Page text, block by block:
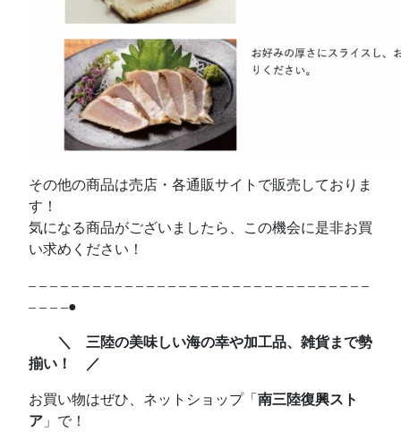
その他の商品は売店・各通販サイトで販売しておりま
す！
気になる商品がございましたら、この機会に是非お買
い求めください！
– – – – – – – – – – – – – – – – – – – – – – – – – – – – – – – –
– – – –●
＼ 三陸の美味しい海の幸や加工品、雑貨まで勢
揃い！ ／
お買い物はぜひ、ネットショップ「 南三陸復興スト
ア 」で！